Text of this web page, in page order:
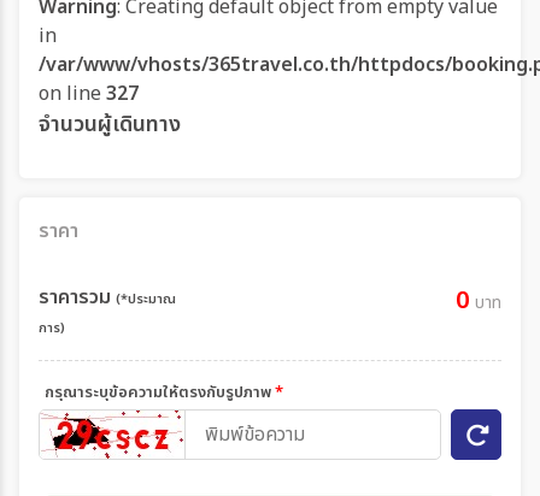
Warning: Creating default object from empty value
in
/var/www/vhosts/365travel.co.th/httpdocs/
on line 327
จำนวนผู้เดินทาง
ราคา
ราคารวม (*ประมาณ
การ)
0 บาท
กรุณาระบุข้อความให้ตรงกับรูปภาพ*